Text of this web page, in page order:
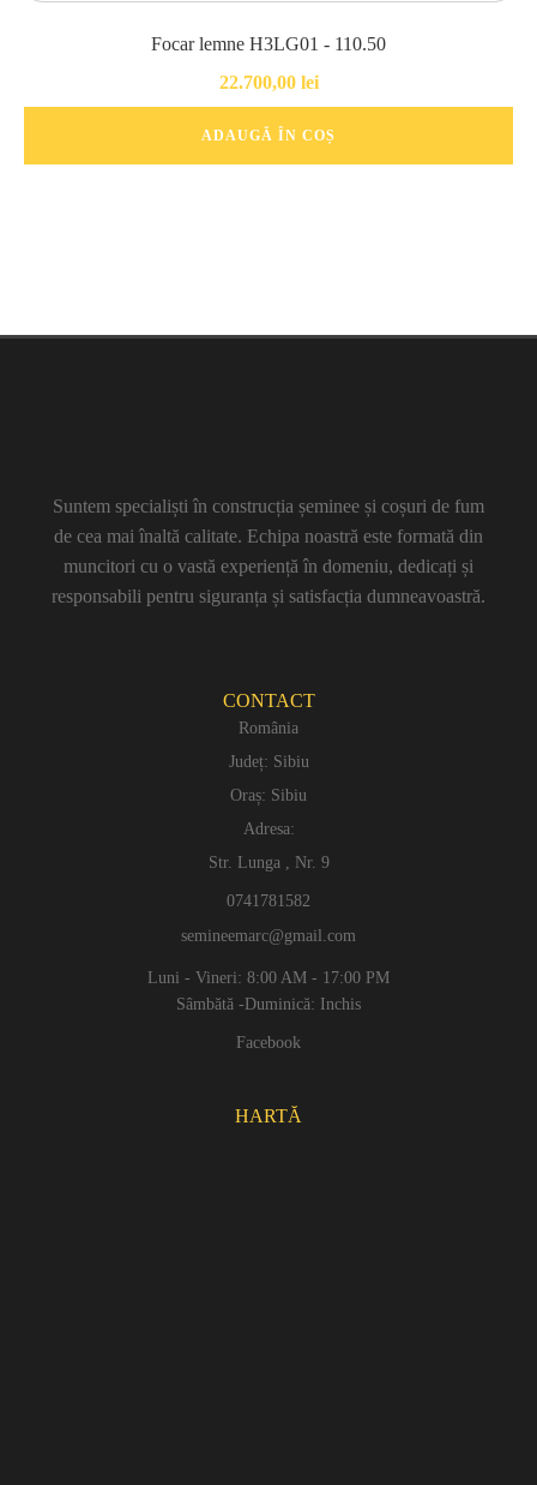
Focar lemne H3LG01 - 110.50
22.700,00 lei
ADAUGĂ ÎN COȘ
Suntem specialiști în construcția șeminee și coșuri de fum
de cea mai înaltă calitate. Echipa noastră este formată din
muncitori cu o vastă experiență în domeniu, dedicați și
responsabili pentru siguranța și satisfacția dumneavoastră.
CONTACT
România
Județ: Sibiu
Oraș: Sibiu
Adresa:
Str. Lunga , Nr. 9
0741781582
semineemarc@gmail.com
Luni - Vineri: 8:00 AM - 17:00 PM
Sâmbătă -Duminică: Inchis
Facebook
HARTĂ